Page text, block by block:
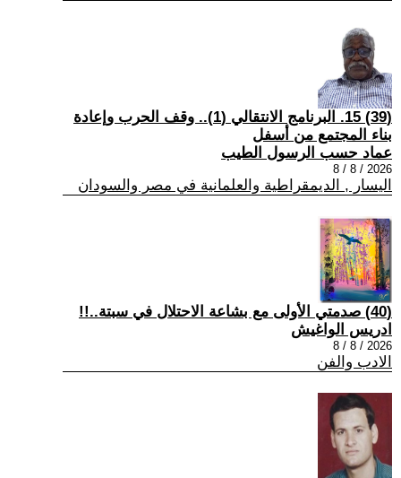
(39) 15. البرنامج الانتقالي (1).. وقف الحرب وإعادة
بناء المجتمع من أسفل
عماد حسب الرسول الطيب
2026 / 8 / 8
اليسار , الديمقراطية والعلمانية في مصر والسودان
(40) صدمتي الأولى مع بشاعة الاحتلال في سبتة..!!
ادريس الواغيش
2026 / 8 / 8
الادب والفن